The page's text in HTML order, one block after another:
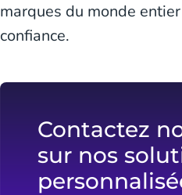
marques du monde
confiance.
Contactez
sur nos